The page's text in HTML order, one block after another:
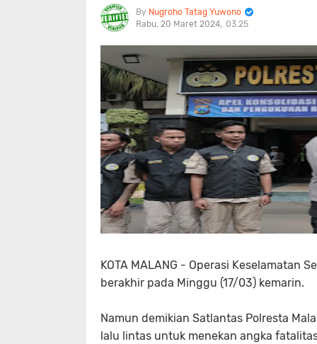
Nugroho Tatag Yuwono
Rabu, 20 Maret 2024 03.25
KOTA MALANG - Operasi Keselamatan
berakhir pada Minggu (17/03) kemarin.
Namun demikian Satlantas Polresta
lalu lintas untuk menekan angka